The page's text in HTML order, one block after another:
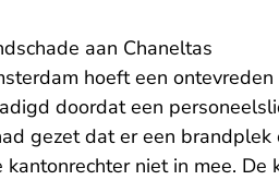
aan Chaneltas
hoeft een
doordat een
gezet dat er een
niet in mee.